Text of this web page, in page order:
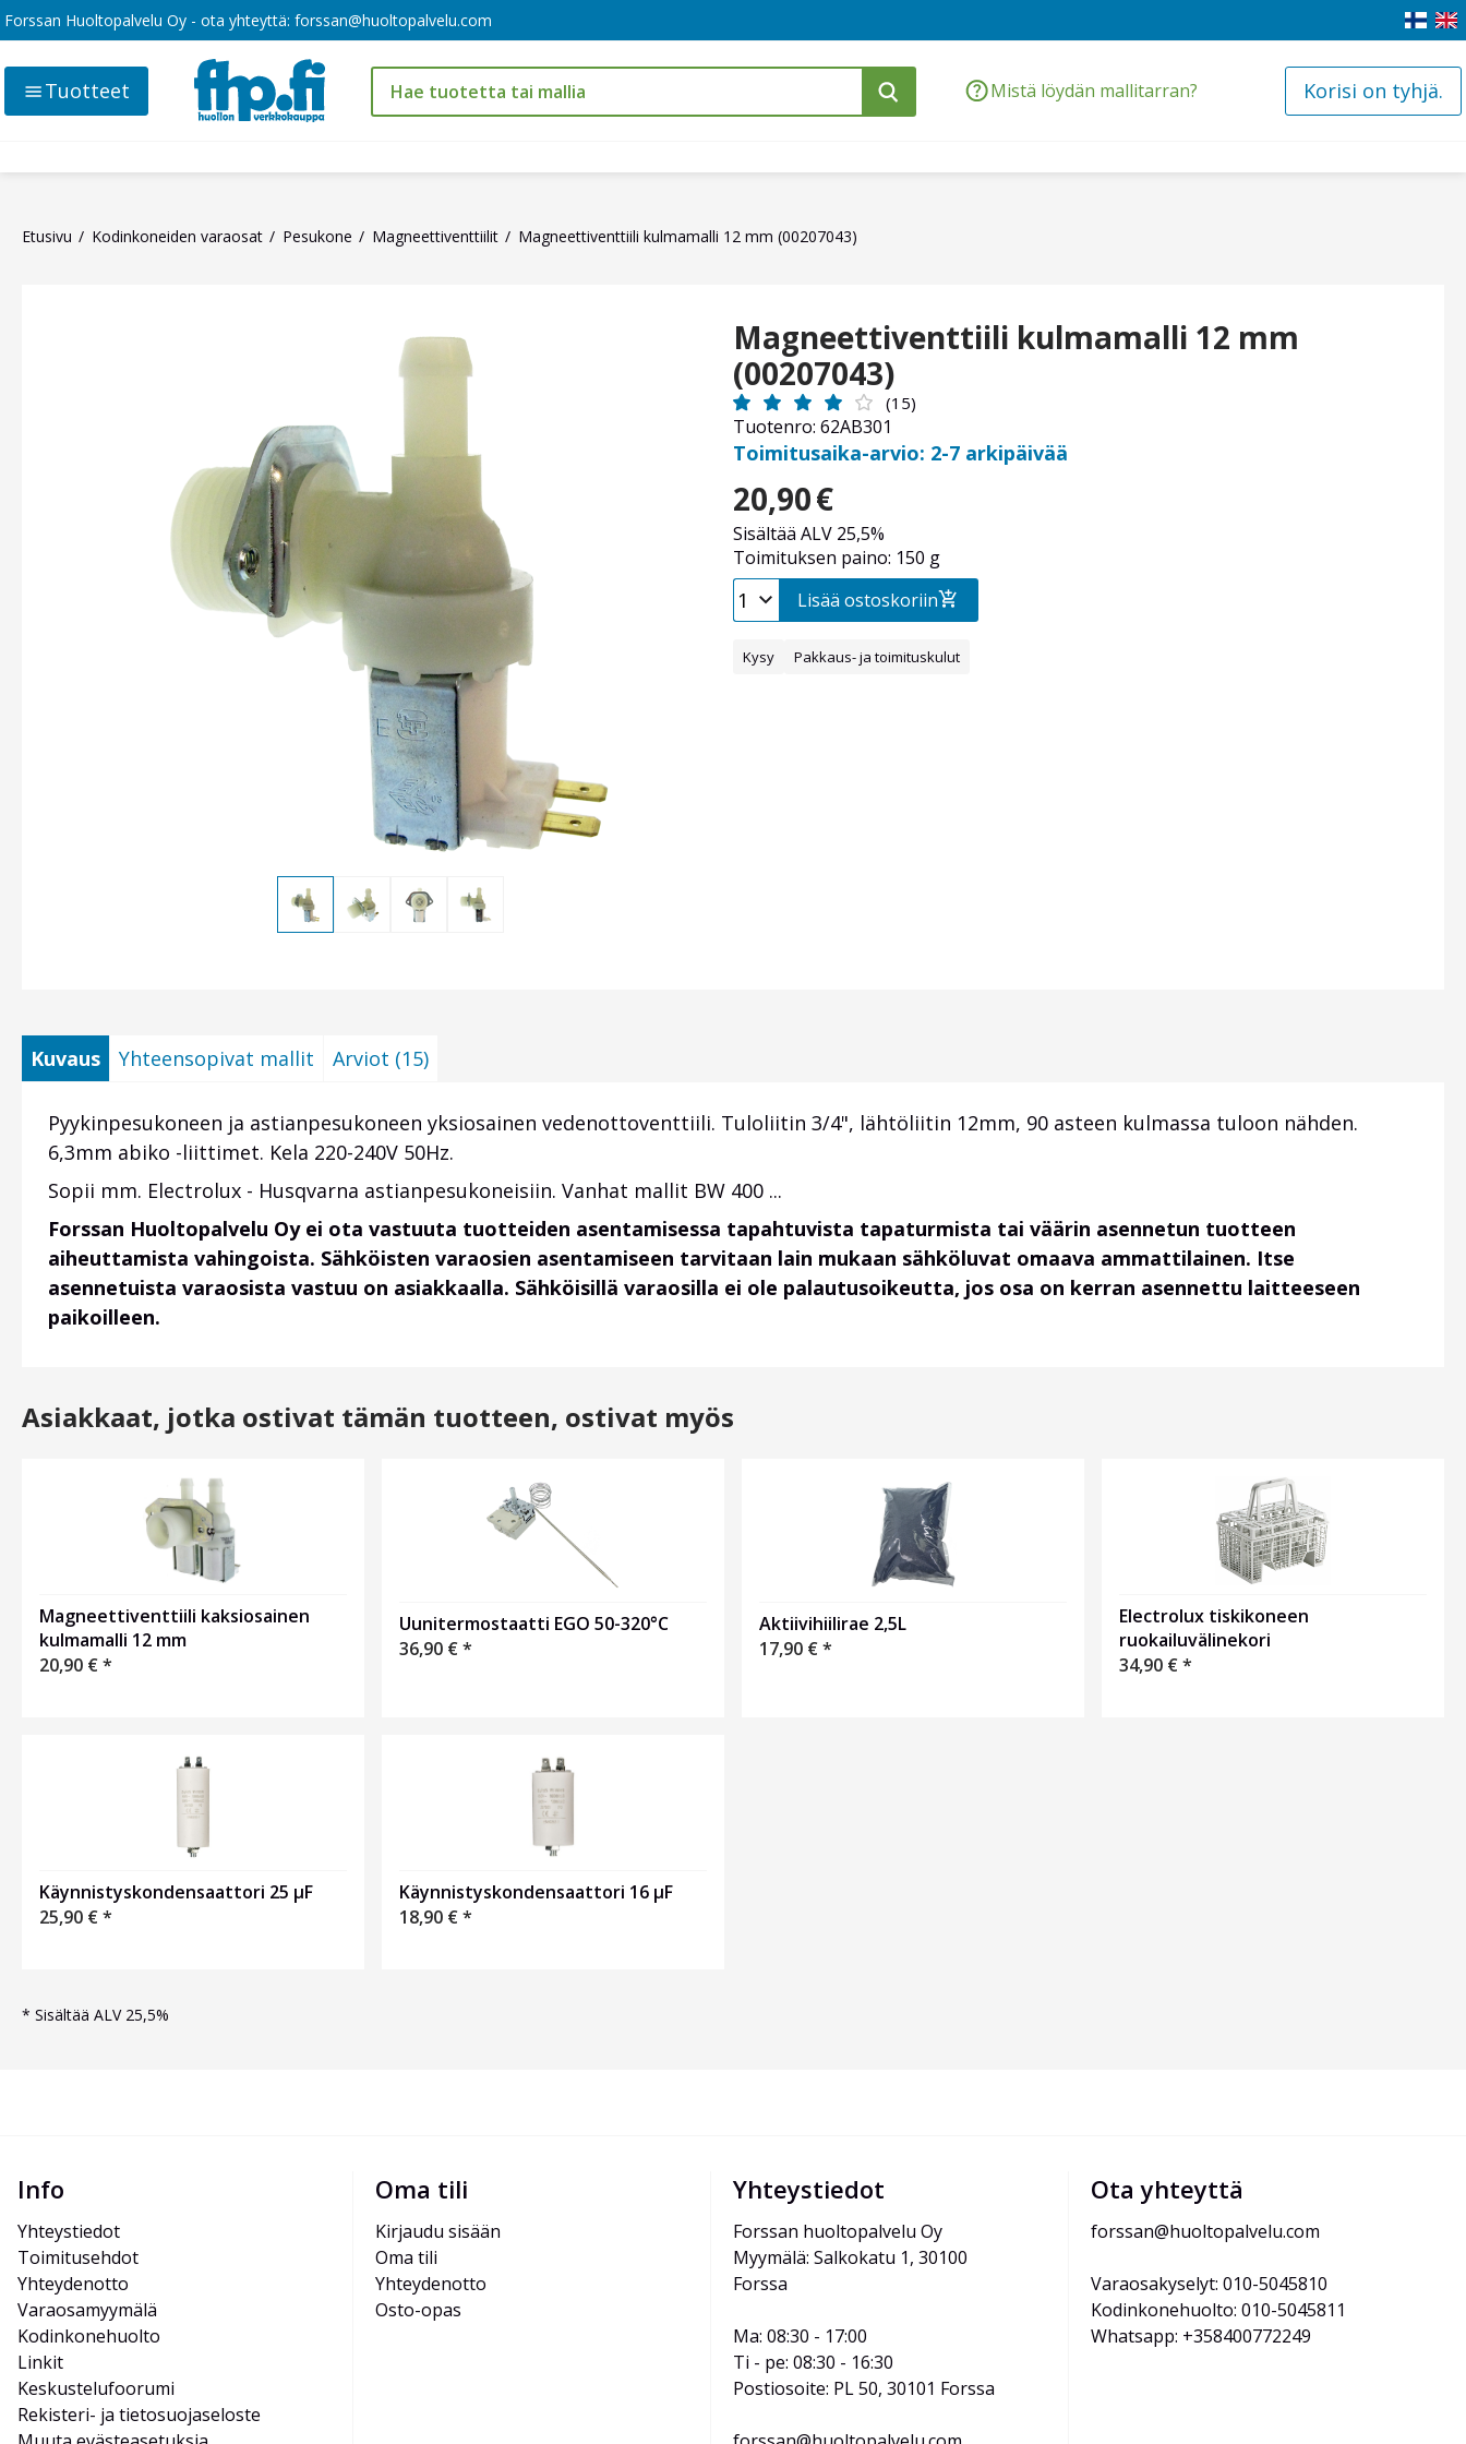
Forssan Huoltopalvelu Oy - ota yhteyttä: forssan@huoltopalvelu.com
Mistä löydän mallitarran? Korisi on tyhjä.
Tuotteet
Etusivu Kodinkoneiden varaosat Pesukone Magneettiventtiilit Magneettiventtiili kulmamalli 12 mm (00207043)
Magneettiventtiili kulmamalli 12 mm
(00207043)
Tuotenro: 62AB301
(15)
Toimitusaika-arvio: 2-7 arkipäivää
20,90€
Sisältää ALV 25,5%
Toimituksen paino: 150 g
Lisää ostoskoriin
Kysy Pakkaus- ja toimituskulut
Kuvaus Yhteensopivat mallit Arviot (15)
Pyykinpesukoneen ja astianpesukoneen yksiosainen vedenottoventtiili. Tuloliitin 3/4", lähtöliitin 12mm, 90 asteen kulmassa tuloon nähden.
6,3mm abiko -liittimet. Kela 220-240V 50Hz.
Sopii mm. Electrolux - Husqvarna astianpesukoneisiin. Vanhat mallit BW 400 ...
Forssan Huoltopalvelu Oy ei ota vastuuta tuotteiden asentamisessa tapahtuvista tapaturmista tai väärin asennetun tuotteen
aiheuttamista vahingoista. Sähköisten varaosien asentamiseen tarvitaan lain mukaan sähköluvat omaava ammattilainen. Itse
asennetuista varaosista vastuu on asiakkaalla. Sähköisillä varaosilla ei ole palautusoikeutta, jos osa on kerran asennettu laitteeseen
paikoilleen.
Asiakkaat, jotka ostivat tämän tuotteen, ostivat myös
Magneettiventtiili kaksiosainen
kulmamalli 12 mm
20,90 €*
Uunitermostaatti EGO 50-320°C
36,90 €*
Aktiivihiilirae 2,5L
17,90 €*
Electrolux tiskikoneen
ruokailuvälinekori
34,90 €*
Käynnistyskondensaattori 25 µF
25,90 €*
Käynnistyskondensaattori 16 µF
18,90 €*
* Sisältää ALV 25,5%
Info
Yhteystiedot
Toimitusehdot
Yhteydenotto
Varaosamyymälä
Kodinkonehuolto
Linkit
Keskustelufoorumi
Rekisteri- ja tietosuojaseloste
Oma tili
Kirjaudu sisään
Oma tili
Yhteydenotto
Osto-opas
Yhteystiedot
Forssan huoltopalvelu Oy
Myymälä: Salkokatu 1, 30100
Forssa
Ma: 08:30 - 17:00
Ti - pe: 08:30 - 16:30
Postiosoite: PL 50, 30101 Forssa
Ota yhteyttä
forssan@huoltopalvelu.com
Varaosakyselyt: 010-5045810
Kodinkonehuolto: 010-5045811
Whatsapp: +358400772249